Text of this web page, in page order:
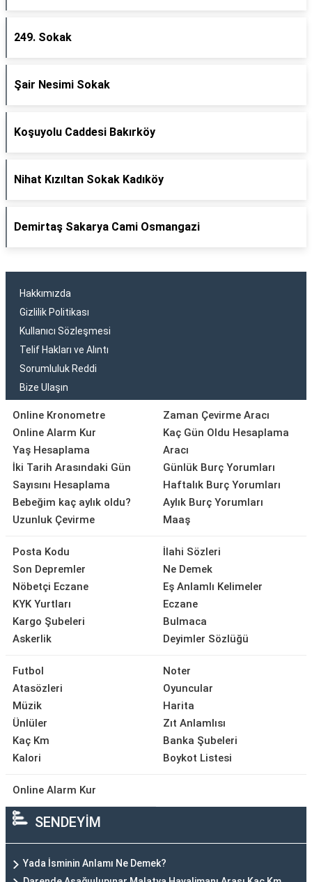
249. Sokak
Şair Nesimi Sokak
Koşuyolu Caddesi Bakırköy
Nihat Kızıltan Sokak Kadıköy
Demirtaş Sakarya Cami Osmangazi
Hakkımızda
Gizlilik Politikası
Kullanıcı Sözleşmesi
Telif Hakları ve Alıntı
Sorumluluk Reddi
Bize Ulaşın
Online Kronometre
Online Alarm Kur
Yaş Hesaplama
İki Tarih Arasındaki Gün
Sayısını Hesaplama
Bebeğim kaç aylık oldu?
Uzunluk Çevirme
Zaman Çevirme Aracı
Kaç Gün Oldu Hesaplama
Aracı
Günlük Burç Yorumları
Haftalık Burç Yorumları
Aylık Burç Yorumları
Maaş
Posta Kodu
Son Depremler
Nöbetçi Eczane
KYK Yurtları
Kargo Şubeleri
Askerlik
İlahi Sözleri
Ne Demek
Eş Anlamlı Kelimeler
Eczane
Bulmaca
Deyimler Sözlüğü
Futbol
Atasözleri
Müzik
Ünlüler
Kaç Km
Kalori
Noter
Oyuncular
Harita
Zıt Anlamlısı
Banka Şubeleri
Boykot Listesi
Online Alarm Kur
SENDEYİM
Yada İsminin Anlamı Ne Demek?